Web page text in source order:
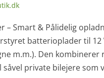
– Smart & Pålidelig
batterioplader til 12
m.m.). Den
private bilejere som